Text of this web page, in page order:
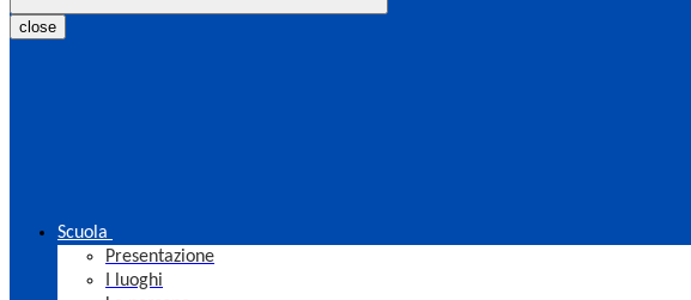
close
Scuola
Presentazione
I luoghi